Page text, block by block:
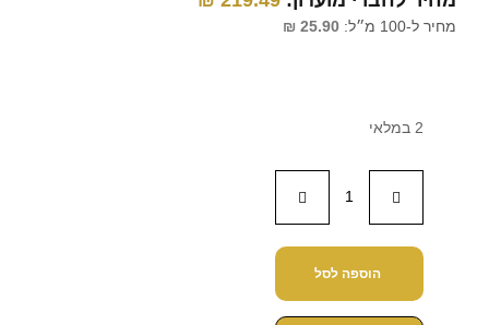
מחיר ל-100 מ״ל: 25.90
₪
2 במלאי
הוספה לסל